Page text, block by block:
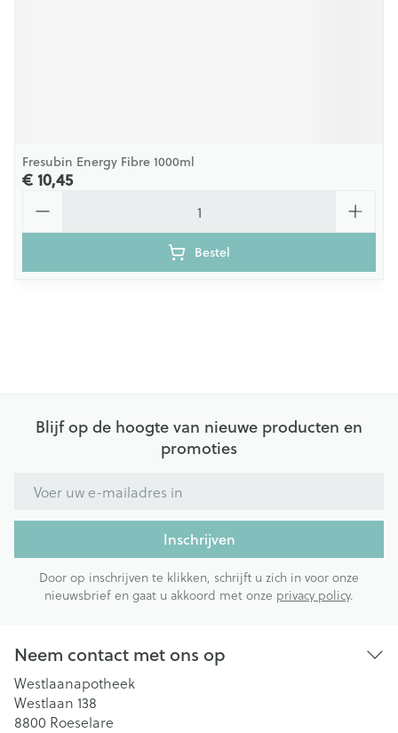
Fresubin Energy Fibre 1000ml
€ 10,45
Bestel
Blijf op de hoogte van nieuwe producten en
promoties
Inschrijven
Door op inschrijven te klikken, schrijft u zich in voor onze
nieuwsbrief en gaat u akkoord met onze privacy policy.
Neem contact met ons op
Westlaanapotheek
Westlaan 138
8800 Roeselare